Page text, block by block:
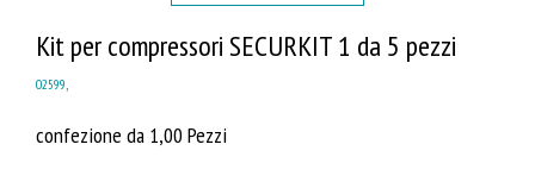
Kit per compressori SECURKIT 1 da 5 pezzi
02599,
confezione da 1,00 Pezzi